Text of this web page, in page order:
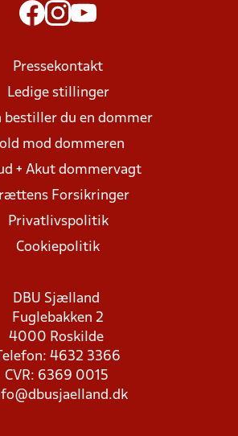
Pressekontakt
Ledige stillinger
bestiller du en dommer
mod dommeren
+ Akut dommervagt
Forsikringer
Privatlivspolitik
Cookiepolitik
DBU Sjælland
Fuglebakken 2
4000 Roskilde
Telefon: 4632 3366
CVR: 6369 0015